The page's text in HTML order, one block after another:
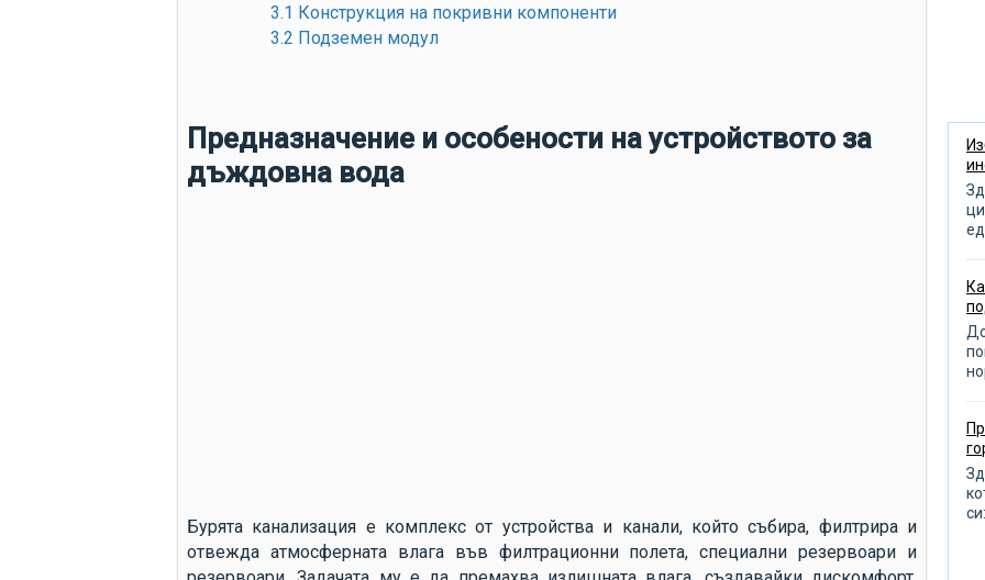
3.1 Конструкция на покривни компоненти
3.2 Подземен модул
Предназначение и особености на устройството за
дъждовна вода
Бурята канализация е комплекс от устройства и канали, който събира, филтрира и
отвежда атмосферната влага във филтрационни полета, специални резервоари и